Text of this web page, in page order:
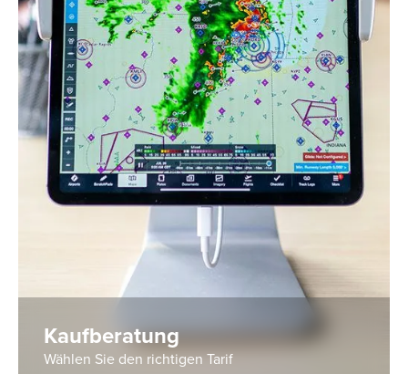
Kaufberatung
Wählen Sie den richtigen Tarif